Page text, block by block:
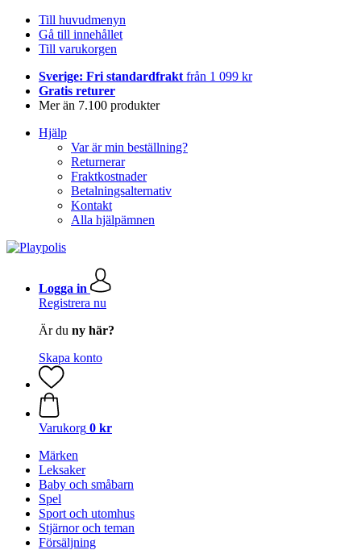
Till huvudmenyn
Gå till innehållet
Till varukorgen
Sverige: Fri standardfrakt från 1 099 kr
Gratis returer
Mer än 7.100 produkter
Hjälp
Var är min beställning?
Returnerar
Fraktkostnader
Betalningsalternativ
Kontakt
Alla hjälpämnen
Logga in
Registrera nu
Är du ny här?
Skapa konto
Varukorg 0 kr
Märken
Leksaker
Baby och småbarn
Spel
Sport och utomhus
Stjärnor och teman
Försäljning